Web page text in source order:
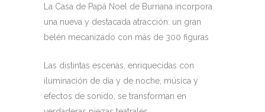
La Casa de Papá Noel de Burriana incorpora
una nueva y destacada atracción: un gran
belén mecanizado con más de 300 figuras
Las distintas escenas, enriquecidas con
iluminación de día y de noche, música y
efectos de sonido, se transforman en